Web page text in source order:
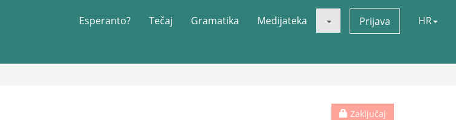
Esperanto? Tečaj Gramatika Medijateka Prijava HR
Zaključaj